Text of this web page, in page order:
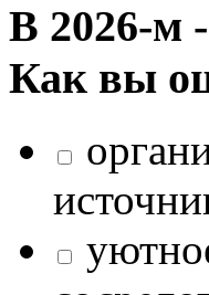
В 2026‑м
Как вы